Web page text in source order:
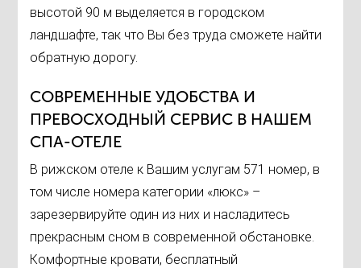
высотой 90 м выделяется в городском
ландшафте, так что Вы без труда сможете найти
обратную дорогу.
СОВРЕМЕННЫЕ УДОБСТВА И
ПРЕВОСХОДНЫЙ СЕРВИС В НАШЕМ
СПА-ОТЕЛЕ
В рижском отеле к Вашим услугам 571 номер, в
том числе номера категории «люкс» –
зарезервируйте один из них и насладитесь
прекрасным сном в современной обстановке.
Комфортные кровати, бесплатный